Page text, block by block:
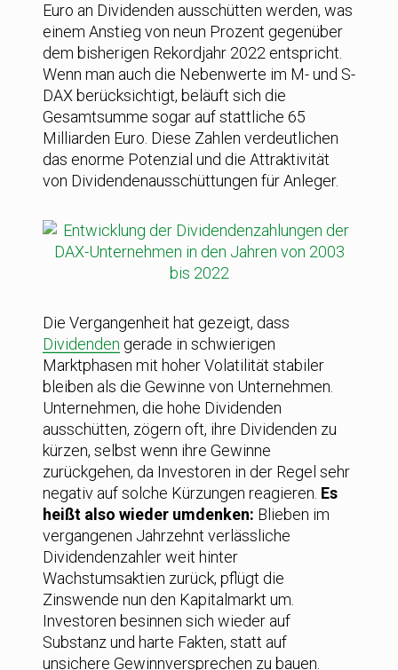
Euro an Dividenden ausschütten werden, was
einem Anstieg von neun Prozent gegenüber
dem bisherigen Rekordjahr 2022 entspricht.
Wenn man auch die Nebenwerte im M- und S-
DAX berücksichtigt, beläuft sich die
Gesamtsumme sogar auf stattliche 65
Milliarden Euro. Diese Zahlen verdeutlichen
das enorme Potenzial und die Attraktivität
von Dividendenausschüttungen für Anleger.
Die Vergangenheit hat gezeigt, dass
Dividenden gerade in schwierigen
Marktphasen mit hoher Volatilität stabiler
bleiben als die Gewinne von Unternehmen.
Unternehmen, die hohe Dividenden
ausschütten, zögern oft, ihre Dividenden zu
kürzen, selbst wenn ihre Gewinne
zurückgehen, da Investoren in der Regel sehr
negativ auf solche Kürzungen reagieren. Es
heißt also wieder umdenken: Blieben im
vergangenen Jahrzehnt verlässliche
Dividendenzahler weit hinter
Wachstumsaktien zurück, pflügt die
Zinswende nun den Kapitalmarkt um.
Investoren besinnen sich wieder auf
Substanz und harte Fakten, statt auf
unsichere Gewinnversprechen zu bauen.